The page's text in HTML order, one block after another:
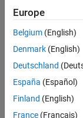
Europe
Belgium (English)
Denmark (English)
Deutschland
España (Español)
Finland (English)
France (Français)
Lutte anti-
© 1994-2026